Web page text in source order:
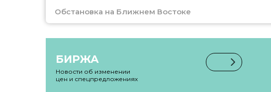
Обстановка на Ближнем Востоке
БИРЖА
Новости об изменении
цен и спецпредложениях